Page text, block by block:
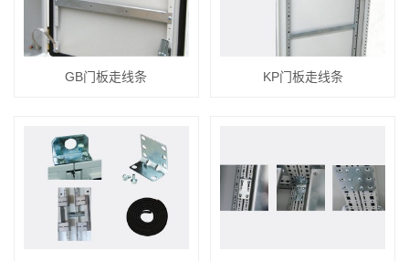
GB门板走线条 KP门板走线条